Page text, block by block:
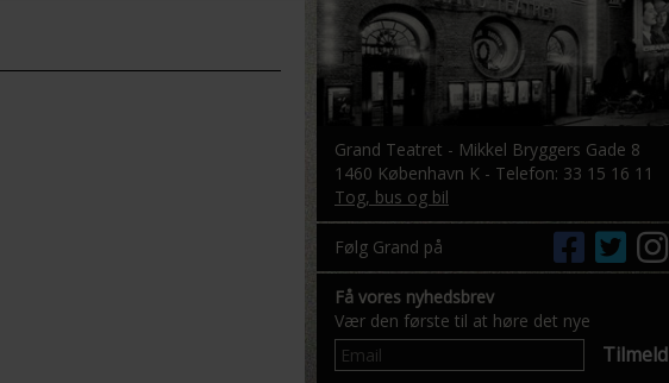
Grand Teatret - Mikkel Bryggers Gade 8
1460 København K - Telefon: 33 15 16 11
Tog, bus og bil
Følg Grand på
Få vores nyhedsbrev
Vær den første til at høre det nye
Tilmeld